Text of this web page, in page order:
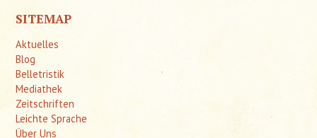
SITEMAP
Aktuelles
Blog
Belletristik
Mediathek
Zeitschriften
Leichte Sprache
Über Uns